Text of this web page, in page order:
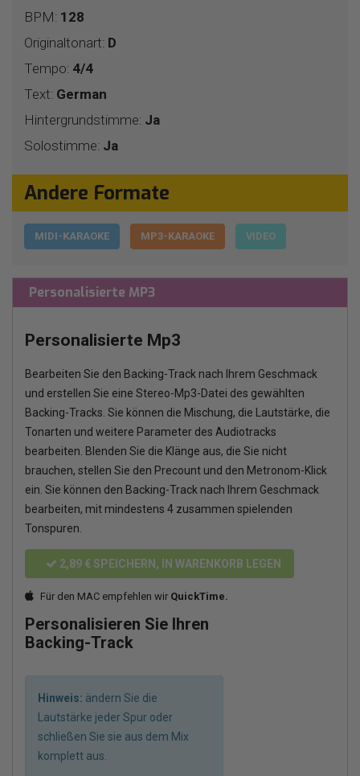
BPM: 128
Originaltonart: D
Tempo: 4/4
Text: German
Hintergrundstimme: Ja
Solostimme: Ja
Andere Formate
MIDI-KARAOKE MP3-KARAOKE VIDEO
Personalisierte MP3
Personalisierte Mp3
Bearbeiten Sie den Backing-Track nach Ihrem Geschmack
und erstellen Sie eine Stereo-Mp3-Datei des gewählten
Backing-Tracks. Sie können die Mischung, die Lautstärke, die
Tonarten und weitere Parameter des Audiotracks
bearbeiten. Blenden Sie die Klänge aus, die Sie nicht
brauchen, stellen Sie den Precount und den Metronom-Klick
ein. Sie können den Backing-Track nach Ihrem Geschmack
bearbeiten, mit mindestens 4 zusammen spielenden
Tonspuren.
2,89 € SPEICHERN, IN WARENKORB LEGEN
Für den MAC empfehlen wir QuickTime.
Personalisieren Sie Ihren
Backing-Track
Hinweis: ändern Sie die
Lautstärke jeder Spur oder
schließen Sie sie aus dem Mix
komplett aus.